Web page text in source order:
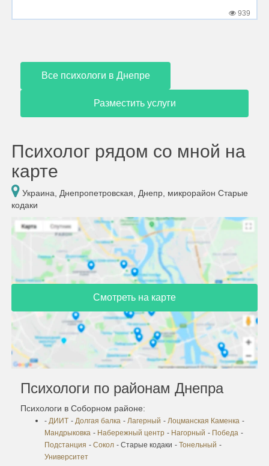
939
Все психологи в Днепре
Разместить услуги
Психолог рядом со мной на
карте
Украина, Днепропетровская, Днепр, микрорайон Старые
кодаки
Смотреть на карте
Психологи по районам Днепра
Психологи в Соборном районе:
- ДИИТ - Долгая балка - Лагерный - Лоцманская Каменка -
Мандрыковка - Набережный центр - Нагорный - Победа -
Подстанция - Сокол - Старые кодаки - Тонельный -
Университет